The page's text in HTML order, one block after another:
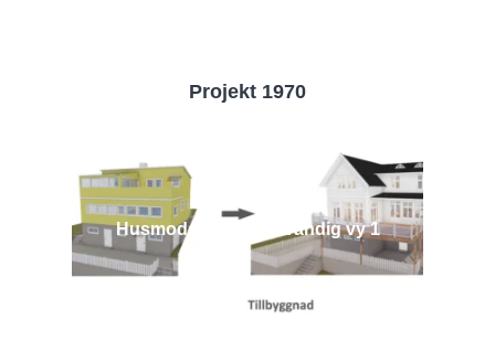
Projekt 1970
Husmodell 1970 - Utvändig vy 1